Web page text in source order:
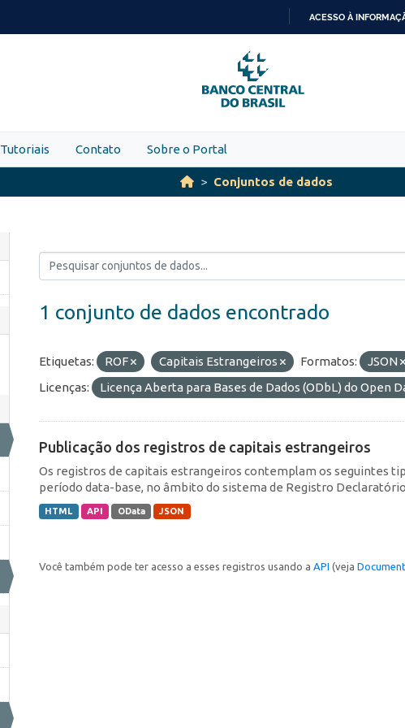
PARA
O
CONTEÚDO
ACESSO À
Tutoriais Contato Sobre o Portal
Conjuntos de dados
1 conjunto de dados encontrado
Etiquetas: ROF Capitais Estrangeiros Formatos:
JSON
Licenças:
Licença Aberta para Bases de Dados (ODbL) do Open
Publicação dos registros de capitais estrangeiros
Os registros de capitais estrangeiros contemplam os seguintes
período data-base, no âmbito do sistema de Registro
HTML API OData JSON
Você também pode ter acesso a esses registros usando a API (veja